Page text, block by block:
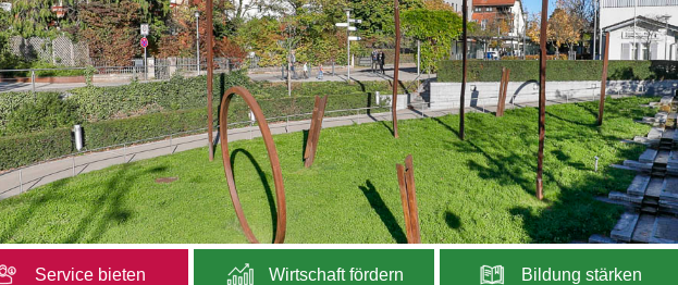
Service bieten Wirtschaft fördern Bildung stärken